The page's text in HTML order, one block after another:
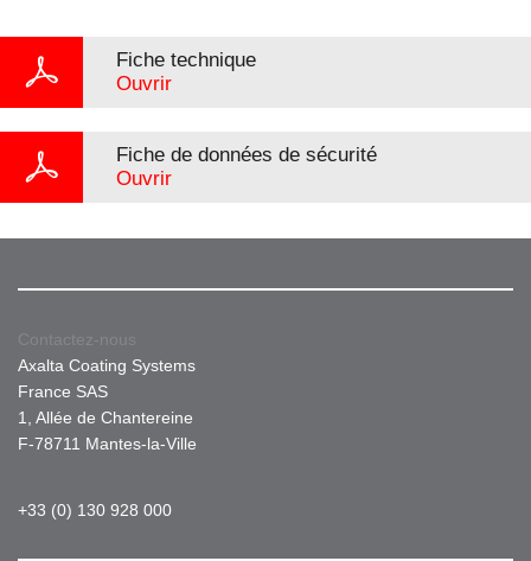
Fiche technique
Ouvrir
Fiche de données de sécurité
Ouvrir
Contactez-nous
Axalta Coating Systems
France SAS
1, Allée de Chantereine
F-78711 Mantes-la-Ville
+33 (0) 130 928 000